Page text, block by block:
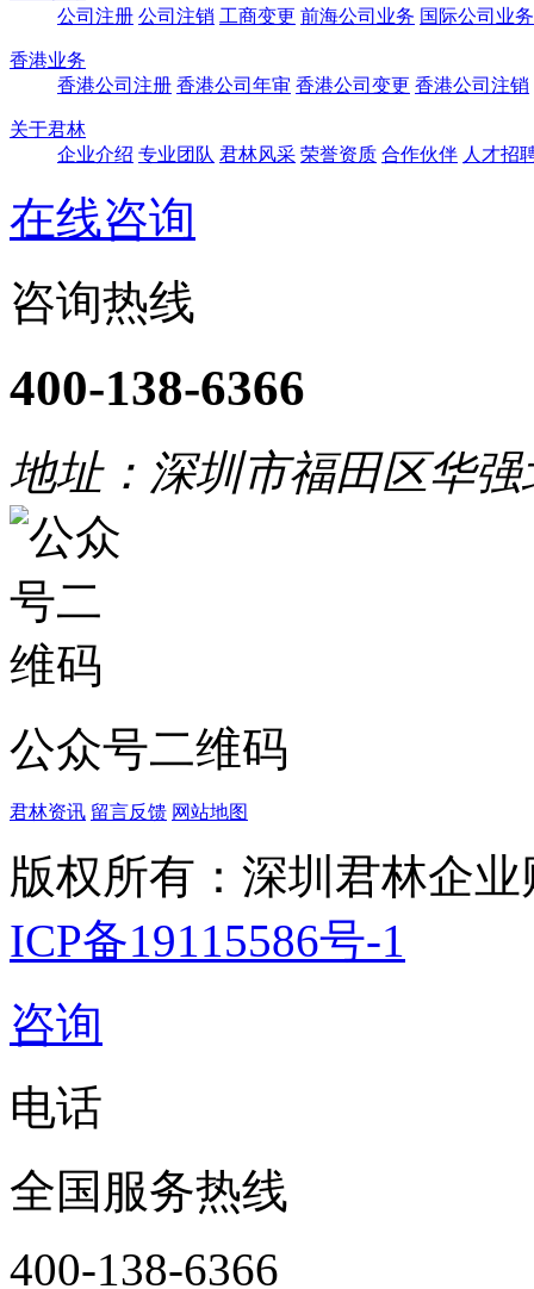
公司注册 公司注销 工商变更 前海公司业务 国际公司业务
香港业务
香港公司注册 香港公司年审 香港公司变更 香港公司注销
关于君林
企业介绍 专业团队 君林风采 荣誉资质 合作伙伴 人才招
在线咨询
咨询热线
400-138-6366
地址：深圳市福田区华
公众号二维码
君林资讯 留言反馈 网站地图
版权所有：深圳君林企
ICP备19115586号-1
咨询
电话
全国服务热线
400-138-6366